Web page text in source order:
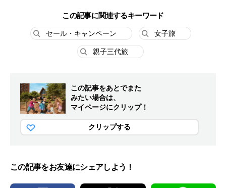
この記事に関連するキーワード
セール・キャンペーン 女子旅
親子三代旅
この記事をあとでまた
みたい場合は、
マイページにクリップ！
クリップする
この記事をお友達にシェアしよう！